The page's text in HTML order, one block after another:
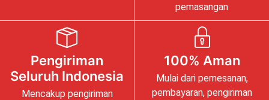
pemasangan
Pengiriman
Seluruh Indonesia
Mencakup pengiriman
100% Aman
Mulai dari pemesanan,
pembayaran, pengiriman